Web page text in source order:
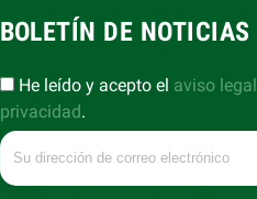
BOLETÍN DE NOTICIAS
He leído y acepto el aviso legal
privacidad.